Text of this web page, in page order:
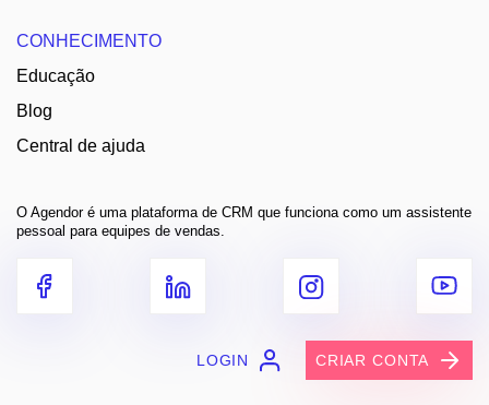
CONHECIMENTO
Educação
Blog
Central de ajuda
O Agendor é uma plataforma de CRM que funciona como um assistente
pessoal para equipes de vendas.
LOGIN CRIAR CONTA